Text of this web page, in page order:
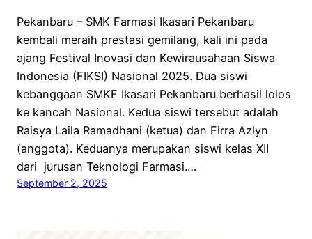
Pekanbaru – SMK Farmasi Ikasari Pekanbaru
kembali meraih prestasi gemilang, kali ini pada
ajang Festival Inovasi dan Kewirausahaan Siswa
Indonesia (FIKSI) Nasional 2025. Dua siswi
kebanggaan SMKF Ikasari Pekanbaru berhasil lolos
ke kancah Nasional. Kedua siswi tersebut adalah
Raisya Laila Ramadhani (ketua) dan Firra Azlyn
(anggota). Keduanya merupakan siswi kelas XII
dari jurusan Teknologi Farmasi.…
September 2, 2025